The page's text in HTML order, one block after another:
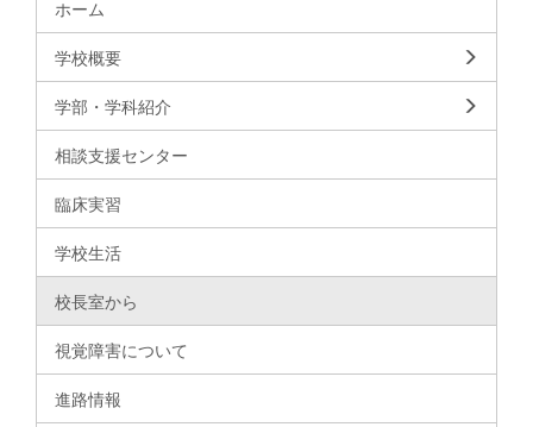
ホーム
学校概要
学部・学科紹介
相談支援センター
臨床実習
学校生活
校長室から
視覚障害について
進路情報